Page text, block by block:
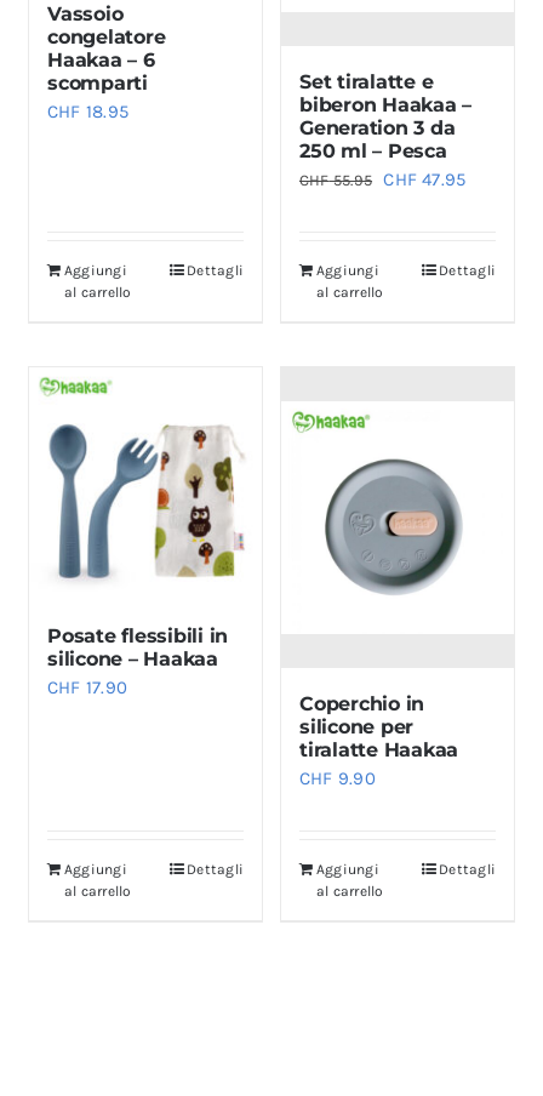
Vassoio
congelatore
Haakaa – 6
scomparti
CHF 18.95
Aggiungi
al carrello
Dettagli
Set tiralatte e
biberon Haakaa –
Generation 3 da
250 ml – Pesca
CHF55.95 Il
CHF47.95Il
è:
Aggiungi
al carrello
Dettagli
Posate flessibili in
silicone – Haakaa
CHF 17.90
Aggiungi
al carrello
Dettagli
Coperchio in
silicone per
tiralatte Haakaa
CHF 9.90
Aggiungi
al carrello
Dettagli